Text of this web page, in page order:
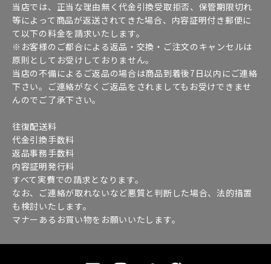
当店では、正当な理由無く代金引換受取拒否、保管期限切れ
等によって商品が返送されてきた場合、内容証明付き郵便に
て以下の料金を請求いたします。
※お客様のご都合による返品・交換・ご注文のキャンセルは
原則としてお受けしておりません。
当店の不備によるご返品の場合は商品到着後7日以内にご連絡
下さい。ご連絡がなくご返品をされましてもお受けできませ
んのでご了承下さい。
往復配送料
代金引換手数料
返品事務手数料
内容証明発行料
すべて実費での請求となります。
なお、ご連絡が取れないなど悪質と判断した場合、法的措置
も検討いたします。
マナーあるお買い物をお願いいたします。